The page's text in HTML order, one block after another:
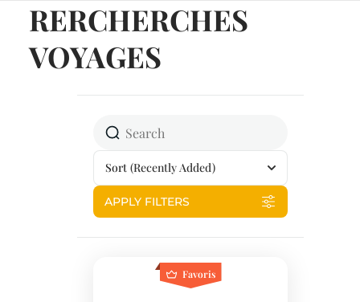
RERCHERCHES
VOYAGES
Sort (Recently Added)
APPLY FILTERS
Favoris